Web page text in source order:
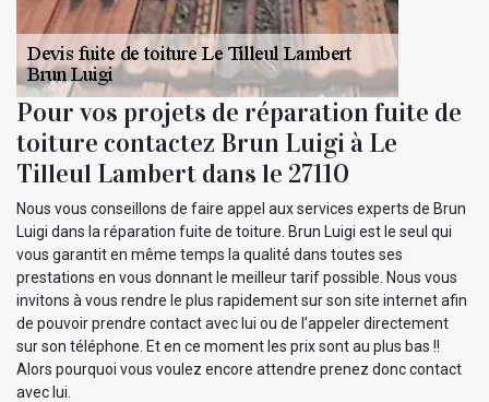
Pour vos projets de réparation fuite de
toiture contactez Brun Luigi à Le
Tilleul Lambert dans le 27110
Nous vous conseillons de faire appel aux services experts de Brun
Luigi dans la réparation fuite de toiture. Brun Luigi est le seul qui
vous garantit en même temps la qualité dans toutes ses
prestations en vous donnant le meilleur tarif possible. Nous vous
invitons à vous rendre le plus rapidement sur son site internet afin
de pouvoir prendre contact avec lui ou de l’appeler directement
sur son téléphone. Et en ce moment les prix sont au plus bas !!
Alors pourquoi vous voulez encore attendre prenez donc contact
avec lui.